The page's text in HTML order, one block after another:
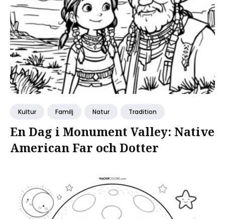
Kultur Familj Natur Tradition
En Dag i Monument Valley: Native
American Far och Dotter